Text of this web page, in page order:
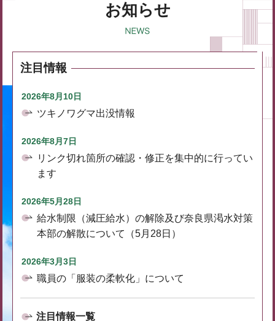
お知らせ
注目情報
2026年8月10日
ツキノワグマ出没情報
2026年8月7日
リンク切れ箇所の確認・修正を集中的に行ってい
ます
2026年5月28日
給水制限（減圧給水）の解除及び奈良県渇水対策
本部の解散について（5月28日）
2026年3月3日
職員の「服装の柔軟化」について
注目情報一覧